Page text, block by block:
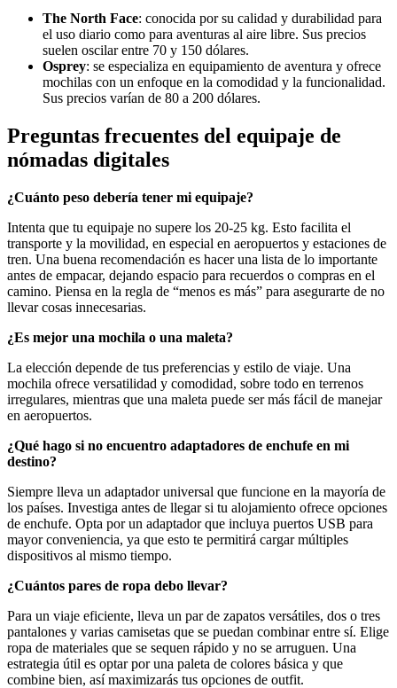
The North Face: conocida por su calidad y durabilidad para
el uso diario como para aventuras al aire libre. Sus precios
suelen oscilar entre 70 y 150 dólares.
Osprey: se especializa en equipamiento de aventura y ofrece
mochilas con un enfoque en la comodidad y la funcionalidad.
Sus precios varían de 80 a 200 dólares.
Preguntas frecuentes del equipaje de
nómadas digitales
¿Cuánto peso debería tener mi equipaje?
Intenta que tu equipaje no supere los 20-25 kg. Esto facilita el
transporte y la movilidad, en especial en aeropuertos y estaciones de
tren. Una buena recomendación es hacer una lista de lo importante
antes de empacar, dejando espacio para recuerdos o compras en el
camino. Piensa en la regla de “menos es más” para asegurarte de no
llevar cosas innecesarias.
¿Es mejor una mochila o una maleta?
La elección depende de tus preferencias y estilo de viaje. Una
mochila ofrece versatilidad y comodidad, sobre todo en terrenos
irregulares, mientras que una maleta puede ser más fácil de manejar
en aeropuertos.
¿Qué hago si no encuentro adaptadores de enchufe en mi
destino?
Siempre lleva un adaptador universal que funcione en la mayoría de
los países. Investiga antes de llegar si tu alojamiento ofrece opciones
de enchufe. Opta por un adaptador que incluya puertos USB para
mayor conveniencia, ya que esto te permitirá cargar múltiples
dispositivos al mismo tiempo.
¿Cuántos pares de ropa debo llevar?
Para un viaje eficiente, lleva un par de zapatos versátiles, dos o tres
pantalones y varias camisetas que se puedan combinar entre sí. Elige
ropa de materiales que se sequen rápido y no se arruguen. Una
estrategia útil es optar por una paleta de colores básica y que
combine bien, así maximizarás tus opciones de outfit.